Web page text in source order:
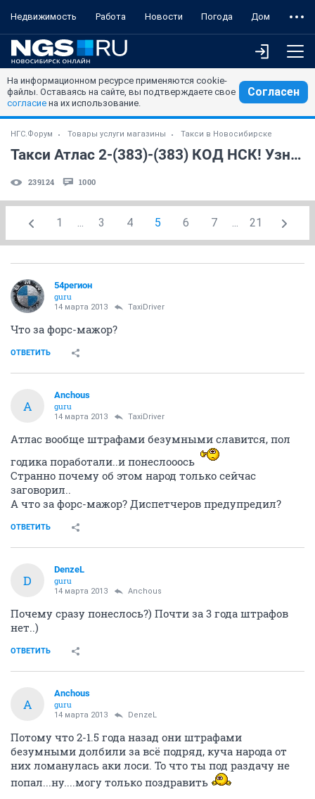
Недвижимость Работа Новости Погода Дом
На информационном ресурсе применяются cookie-
файлы. Оставаясь на сайте, вы подтверждаете свое
согласие на их использование.
Согласен
НГС.Форум Товары услуги магазины Такси в Новосибирске
Такси Атлас 2-(383)-(383) КОД НСК! Узнайте стоимость ЗАРАНЕЕ! Часть 4
239124 1000
1 ... 3 4 5 6 7 ... 21
54регион
guru
14 марта 2013 TaxiDriver
Что за форс-мажор?
ОТВЕТИТЬ
A
Anchous
guru
14 марта 2013 TaxiDriver
Атлас вообще штрафами безумными славится, пол
годика поработали..и понеслооось
Странно почему об этом народ только сейчас
заговорил..
А что за форс-мажор? Диспетчеров предупредил?
ОТВЕТИТЬ
D
DenzeL
guru
14 марта 2013 Anchous
Почему сразу понеслось?) Почти за 3 года штрафов
нет..)
ОТВЕТИТЬ
A
Anchous
guru
14 марта 2013 DenzeL
Потому что 2-1.5 года назад они штрафами
безумными долбили за всё подряд, куча народа от
них ломанулась аки лоси. То что ты под раздачу не
попал...ну....могу только поздравить